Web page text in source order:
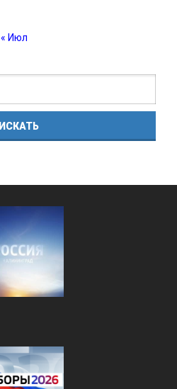
« Июл